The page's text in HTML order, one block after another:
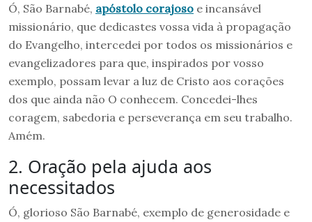
Ó, São Barnabé, apóstolo corajoso e incansável
missionário, que dedicastes vossa vida à propagação
do Evangelho, intercedei por todos os missionários e
evangelizadores para que, inspirados por vosso
exemplo, possam levar a luz de Cristo aos corações
dos que ainda não O conhecem. Concedei-lhes
coragem, sabedoria e perseverança em seu trabalho.
Amém.
2. Oração pela ajuda aos
necessitados
Ó, glorioso São Barnabé, exemplo de generosidade e